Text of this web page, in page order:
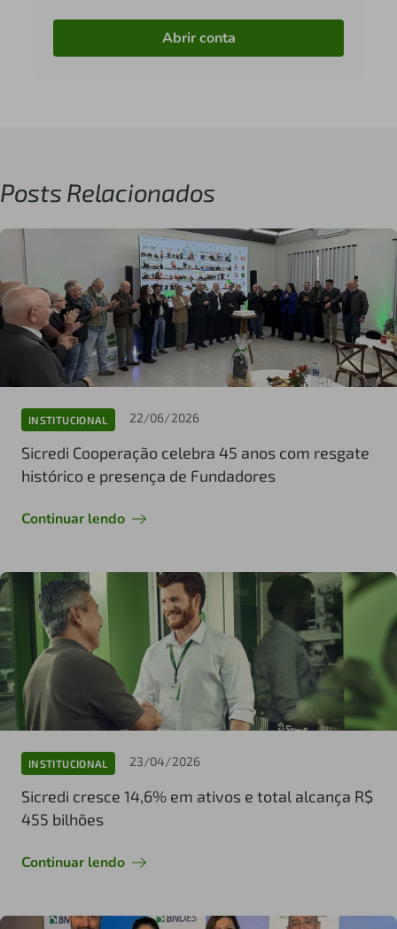
Abrir conta
Posts Relacionados
INSTITUCIONAL 22/06/2026
Sicredi Cooperação celebra 45 anos com resgate
histórico e presença de Fundadores
Continuar lendo
INSTITUCIONAL 23/04/2026
Sicredi cresce 14,6% em ativos e total alcança R$
455 bilhões
Continuar lendo